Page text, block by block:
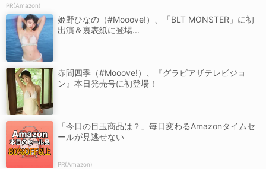
PR(Amazon)
姫野ひなの（#Mooove!）、「BLT MONSTER」に初
出演＆裏表紙に登場...
赤間四季（#Mooove!）、『グラビアザテレビジョ
ン』本日発売号に初登場！
「今日の目玉商品は？」毎日変わるAmazonタイムセ
ールが見逃せない
PR(Amazon)